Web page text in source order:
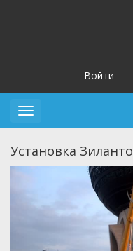
Войти
Toggle
Установка